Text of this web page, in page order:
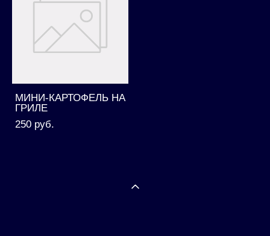
МИНИ-КАРТОФЕЛЬ НА
ГРИЛЕ
250 pуб.